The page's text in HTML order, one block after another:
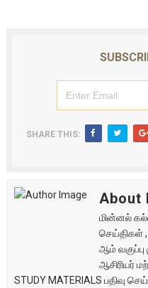
SHARE THIS:
About
மின்னல்
செய்திகள் ,
ஆம்
ஆசிரியர்
STUDY MATERIALS பதிவு